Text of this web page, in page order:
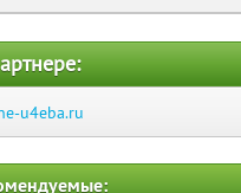
u4eba.ru